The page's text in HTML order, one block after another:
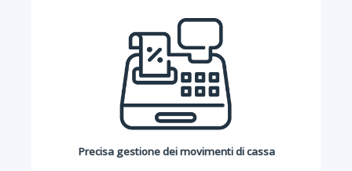
Precisa gestione dei movimenti di cassa